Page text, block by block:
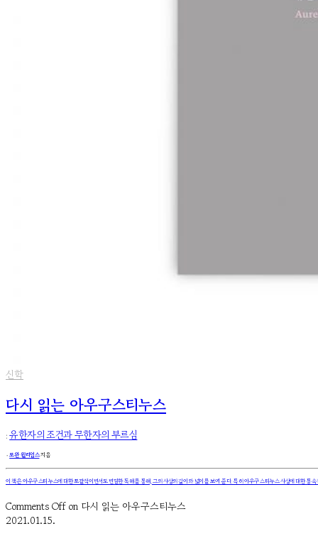
신학
다시 읽는 아우구스티누스
:유한자의 조건과 무한자의 부르심
۰로완 윌리엄스지음
이 책은 아우구스티누스에 대한 포괄적이면서도 면밀한 독해를 통해, 그의 사상의 깊이와 넓이를 보여 준다. 특히 아우구스티누스 사상에 대한 통
Comments Off on 다시 읽는 아우구스티누스
2021.01.15.